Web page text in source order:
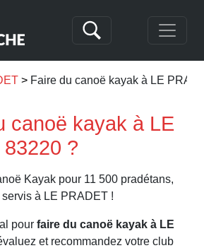
Faire du canoë kayak à LE
canoë kayak à LE
?
Kayak pour 11 500 pradétans,
à LE PRADET !
pour faire du canoë kayak à LE
et recommandez votre club